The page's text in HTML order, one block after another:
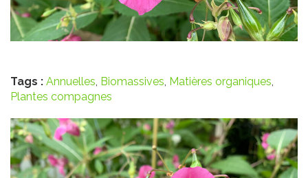
Tags : Annuelles, Biomassives, Matières organiques,
Plantes compagnes